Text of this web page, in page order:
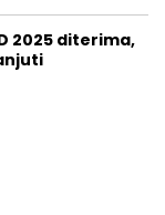
2025 diterima,